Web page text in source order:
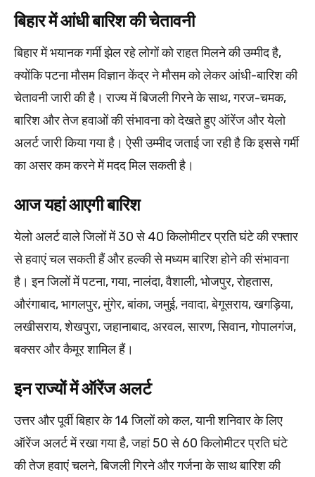
बिहार में आंधी बारिश की चेतावनी
बिहार में भयानक गर्मी झेल रहे लोगों को राहत मिलने की उम्मीद है,
क्योंकि पटना मौसम विज्ञान केंद्र ने मौसम को लेकर आंधी-बारिश की
चेतावनी जारी की है। राज्य में बिजली गिरने के साथ, गरज-चमक,
बारिश और तेज हवाओं की संभावना को देखते हुए ऑरेंज और येलो
अलर्ट जारी किया गया है। ऐसी उम्मीद जताई जा रही है कि इससे गर्मी
का असर कम करने में मदद मिल सकती है।
आज यहां आएगी बारिश
येलो अलर्ट वाले जिलों में 30 से 40 किलोमीटर प्रति घंटे की रफ्तार
से हवाएं चल सकती हैं और हल्की से मध्यम बारिश होने की संभावना
है। इन जिलों में पटना, गया, नालंदा, वैशाली, भोजपुर, रोहतास,
औरंगाबाद, भागलपुर, मुंगेर, बांका, जमुई, नवादा, बेगूसराय, खगड़िया,
लखीसराय, शेखपुरा, जहानाबाद, अरवल, सारण, सिवान, गोपालगंज,
बक्सर और कैमूर शामिल हैं।
इन राज्यों में ऑरेंज अलर्ट
उत्तर और पूर्वी बिहार के 14 जिलों को कल, यानी शनिवार के लिए
ऑरेंज अलर्ट में रखा गया है, जहां 50 से 60 किलोमीटर प्रति घंटे
की तेज हवाएं चलने, बिजली गिरने और गर्जना के साथ बारिश की